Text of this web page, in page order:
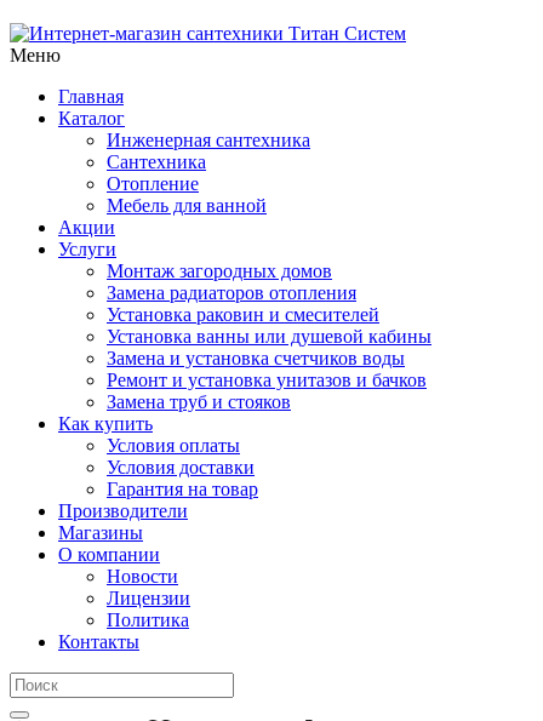
Меню
Главная
Каталог
Инженерная сантехника
Сантехника
Отопление
Мебель для ванной
Акции
Услуги
Монтаж загородных домов
Замена радиаторов отопления
Установка раковин и смесителей
Установка ванны или душевой кабины
Замена и установка счетчиков воды
Ремонт и установка унитазов и бачков
Замена труб и стояков
Как купить
Условия оплаты
Условия доставки
Гарантия на товар
Производители
Магазины
О компании
Новости
Лицензии
Политика
Контакты